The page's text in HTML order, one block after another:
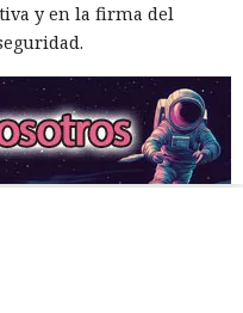
y en la firma del